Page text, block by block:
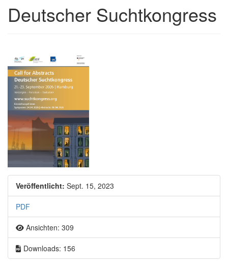
Deutscher Suchtkongress
Artikel-Sidebar
Veröffentlicht: Sept. 15, 2023
PDF
Ansichten: 309
Downloads: 156